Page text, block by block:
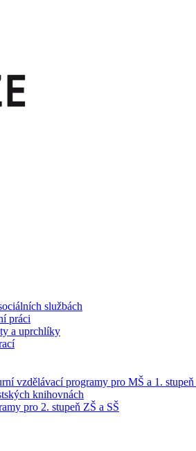
službách
práci
a uprchlíky
vzdělávací programy pro MŠ a 1. stupeň
knihovnách
pro 2. stupeň ZŠ a SŠ